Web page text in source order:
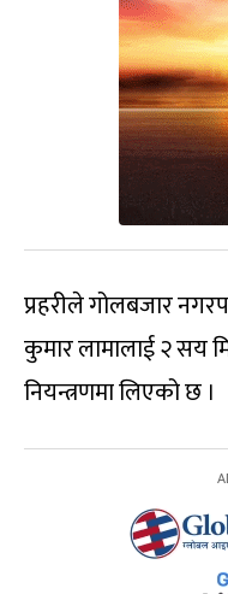
प्रहरीले गोलबजार
कुमार लामालाई २ सय
नियन्त्रणमा लिएको छ ।